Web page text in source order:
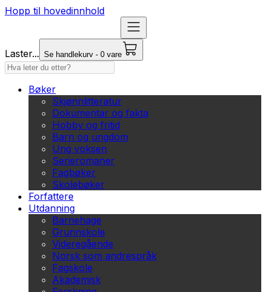
Hopp til hovedinnhold
Laster... Se handlekurv - 0 vare
Bøker
Skjønnlitteratur
Dokumentar og fakta
Hobby og fritid
Barn og ungdom
Ung voksen
Serieromaner
Fagbøker
Skolebøker
Forfattere
Utdanning
Barnehage
Grunnskole
Videregående
Norsk som andrespråk
Fagskole
Akademisk